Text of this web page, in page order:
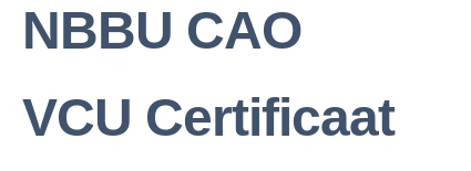
NBBU CAO
VCU Certificaat